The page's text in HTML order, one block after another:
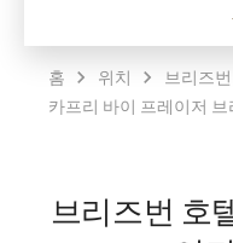
홈 위치
브리즈번
카프리 바이 프레이저
브리즈번 호